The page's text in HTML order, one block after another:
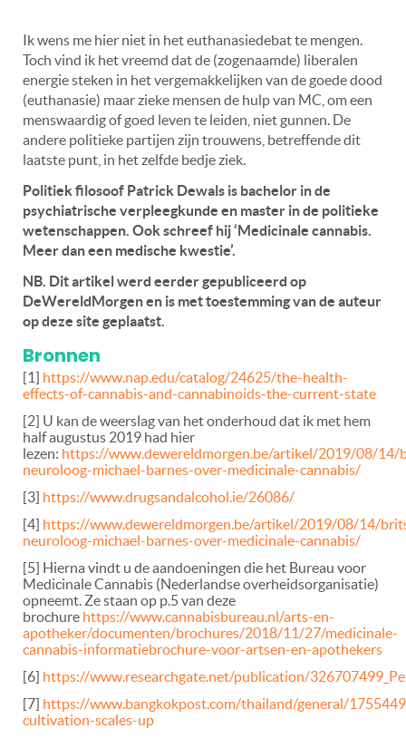
Ik wens me hier niet in het euthanasiedebat te mengen.
Toch vind ik het vreemd dat de (zogenaamde) liberalen
energie steken in het vergemakkelijken van de goede dood
(euthanasie) maar zieke mensen de hulp van MC, om een
menswaardig of goed leven te leiden, niet gunnen. De
andere politieke partijen zijn trouwens, betreffende dit
laatste punt, in het zelfde bedje ziek.
Politiek filosoof Patrick Dewals is bachelor in de
psychiatrische verpleegkunde en master in de politieke
wetenschappen. Ook schreef hij ‘Medicinale cannabis.
Meer dan een medische kwestie’.
NB. Dit artikel werd eerder gepubliceerd op
DeWereldMorgen en is met toestemming van de auteur
op deze site geplaatst.
Bronnen
[1] https://www.nap.edu/catalog/24625/the-health-
effects-of-cannabis-and-cannabinoids-the-current-state
[2] U kan de weerslag van het onderhoud dat ik met hem
half augustus 2019 had hier
lezen: https://www.dewereldmorgen.be/artikel/2019/08/14/
neuroloog-michael-barnes-over-medicinale-cannabis/
[3] https://www.drugsandalcohol.ie/26086/
[4] https://www.dewereldmorgen.be/artikel/2019/08/14/
neuroloog-michael-barnes-over-medicinale-cannabis/
[5] Hierna vindt u de aandoeningen die het Bureau voor
Medicinale Cannabis (Nederlandse overheidsorganisatie)
opneemt. Ze staan op p.5 van deze
brochure https://www.cannabisbureau.nl/arts-en-
apotheker/documenten/brochures/2018/11/27/medicinale-
cannabis-informatiebrochure-voor-artsen-en-apothekers
[6] https://www.researchgate.net/publication/
[7] https://www.bangkokpost.com/thailand/general/
cultivation-scales-up